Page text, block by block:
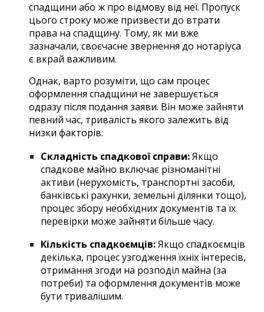
спадщини або ж про відмову від неї. Пропуск
цього строку може призвести до втрати
права на спадщину. Тому, як ми вже
зазначали, своєчасне звернення до нотаріуса
є вкрай важливим.
Однак, варто розуміти, що сам процес
оформлення спадщини не завершується
одразу після подання заяви. Він може зайняти
певний час, тривалість якого залежить від
низки факторів:
Складність спадкової справи:Якщо
спадкове майно включає різноманітні
активи (нерухомість, транспортні засоби,
банківські рахунки, земельні ділянки тощо),
процес збору необхідних документів та їх
перевірки може зайняти більше часу.
Кількість спадкоємців:Якщо спадкоємців
декілька, процес узгодження їхніх інтересів,
отримання згоди на розподіл майна (за
потреби) та оформлення документів може
бути тривалішим.